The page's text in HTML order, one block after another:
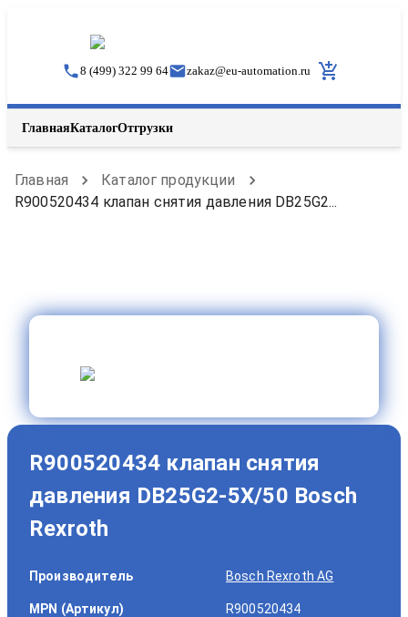
8 (499) 322 99 64 zakaz@eu-automation.ru
ГлавнаяКаталогОтгрузки
Главная
Каталог продукции
R900520434 клапан снятия давления DB25G2...
R900520434 клапан снятия
давления DB25G2-5X/50 Bosch
Rexroth
Производитель Bosch Rexroth AG
MPN (Артикул) R900520434